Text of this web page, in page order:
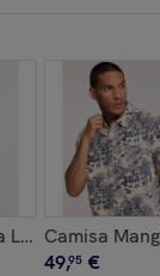
Larga Negra -
Camisa
49,95 €